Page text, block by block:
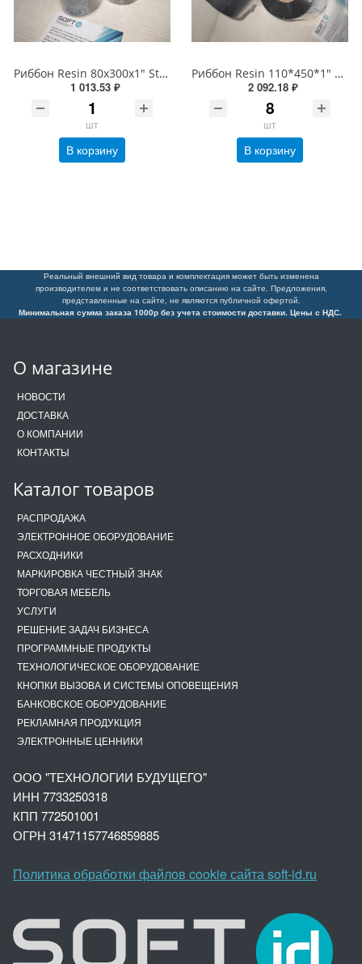
Риббон Resin 80х300х1" Standard Черный OUT
1 013.53 ₽
шт
В корзину
Риббон Resin 110*450*1" Standart OUT Черный
2 092.18 ₽
шт
В корзину
Реальный внешний вид товара и комплектация может быть изменена
производителем и не соответствовать описанию на сайте. Предложения,
представленные на сайте, не являются публичной офертой.
Минимальная сумма заказа 1000р без учета стоимости доставки. Цены с НДС.
О магазине
НОВОСТИ
ДОСТАВКА
О КОМПАНИИ
КОНТАКТЫ
Каталог товаров
РАСПРОДАЖА
ЭЛЕКТРОННОЕ ОБОРУДОВАНИЕ
РАСХОДНИКИ
МАРКИРОВКА ЧЕСТНЫЙ ЗНАК
ТОРГОВАЯ МЕБЕЛЬ
УСЛУГИ
РЕШЕНИЕ ЗАДАЧ БИЗНЕСА
ПРОГРАММНЫЕ ПРОДУКТЫ
ТЕХНОЛОГИЧЕСКОЕ ОБОРУДОВАНИЕ
КНОПКИ ВЫЗОВА И СИСТЕМЫ ОПОВЕЩЕНИЯ
БАНКОВСКОЕ ОБОРУДОВАНИЕ
РЕКЛАМНАЯ ПРОДУКЦИЯ
ЭЛЕКТРОННЫЕ ЦЕННИКИ
ООО "ТЕХНОЛОГИИ БУДУЩЕГО"
ИНН 7733250318
КПП 772501001
ОГРН 31471157746859885
Политика обработки файлов cookie сайта soft-id.ru